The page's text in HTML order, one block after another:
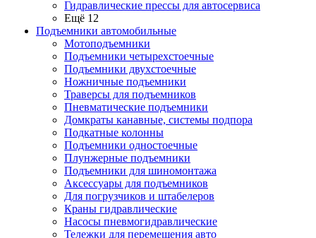
Гидравлические прессы для автосервиса
Ещё 12
Подъемники автомобильные
Мотоподъемники
Подъемники четырехстоечные
Подъемники двухстоечные
Ножничные подъемники
Траверсы для подъемников
Пневматические подъемники
Домкраты канавные, системы подпора
Подкатные колонны
Подъемники одностоечные
Плунжерные подъемники
Подъемники для шиномонтажа
Аксессуары для подъемников
Для погрузчиков и штабелеров
Краны гидравлические
Насосы пневмогидравлические
Тележки для перемещения авто